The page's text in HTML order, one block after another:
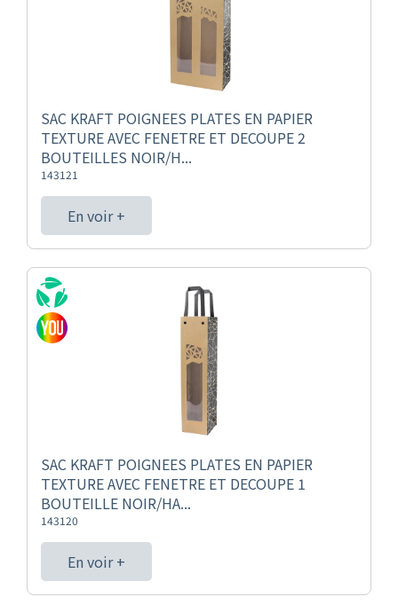
SAC KRAFT POIGNEES PLATES EN PAPIER
TEXTURE AVEC FENETRE ET DECOUPE 2
BOUTEILLES NOIR/H...
143121
En voir +
SAC KRAFT POIGNEES PLATES EN PAPIER
TEXTURE AVEC FENETRE ET DECOUPE 1
BOUTEILLE NOIR/HA...
143120
En voir +